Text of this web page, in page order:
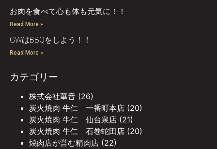
お肉を食べて心も体も元気に！！
Read More »
GWはBBQをしよう！！
Read More »
カテゴリー
株式会社華音 (26)
炭火焼肉 牛仁 一番町本店 (20)
炭火焼肉 牛仁 仙台泉店 (21)
炭火焼肉 牛仁 石巻蛇田店 (20)
焼肉店が営む精肉店 (22)